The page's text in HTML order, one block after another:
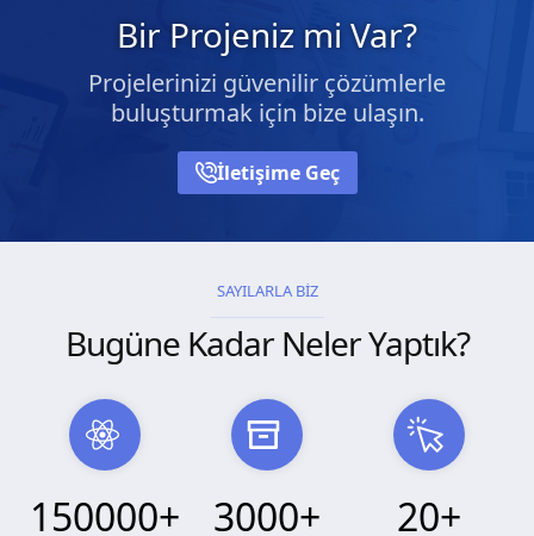
Bir Projeniz mi Var?
Projelerinizi güvenilir çözümlerle
buluşturmak için bize ulaşın.
İletişime Geç
SAYILARLA BİZ
Bugüne Kadar Neler Yaptık?
150000+ 3000+ 20+